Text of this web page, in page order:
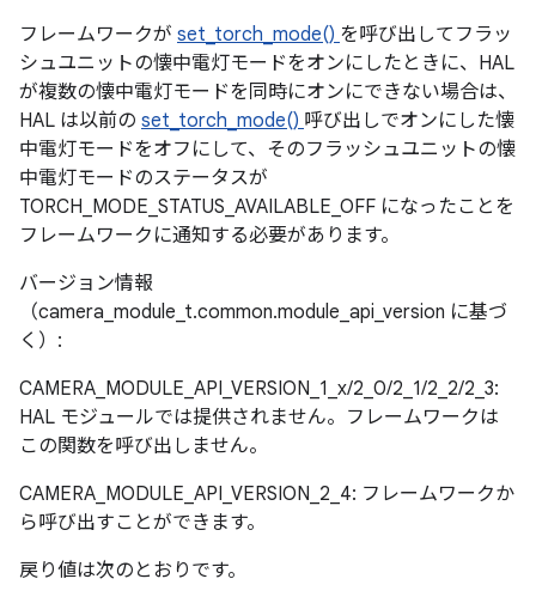
フレームワークが set_torch_mode() を呼び出してフラッ
シュユニットの懐中電灯モードをオンにしたときに、HAL
が複数の懐中電灯モードを同時にオンにできない場合は、
HAL は以前の set_torch_mode() 呼び出しでオンにした懐
中電灯モードをオフにして、そのフラッシュユニットの懐
中電灯モードのステータスが
TORCH_MODE_STATUS_AVAILABLE_OFF になったことを
フレームワークに通知する必要があります。
バージョン情報
（camera_module_t.common.module_api_version に基づ
く）:
CAMERA_MODULE_API_VERSION_1_x/2_0/2_1/2_2/2_3:
HAL モジュールでは提供されません。フレームワークは
この関数を呼び出しません。
CAMERA_MODULE_API_VERSION_2_4: フレームワークか
ら呼び出すことができます。
戻り値は次のとおりです。